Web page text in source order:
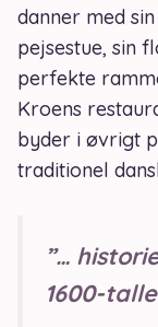
danner med
pejsestue, sin
perfekte
Kroens
byder i øvrigt
traditionel
”…
1600-